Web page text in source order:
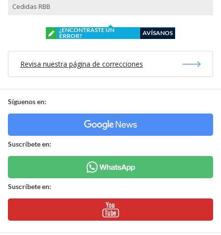
Cedidas RBB
¿ENCONTRASTE UN
ERROR?
AVÍSANOS
Revisa nuestra página de correcciones
Síguenos en:
Suscríbete en:
Suscríbete en: